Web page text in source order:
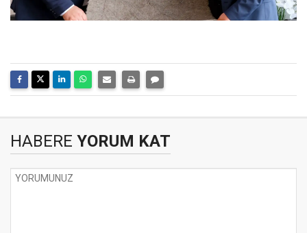
HABERE YORUM KAT